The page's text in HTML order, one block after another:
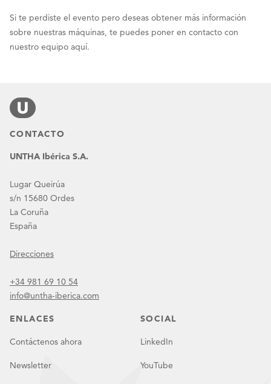
Si te perdiste el evento pero deseas obtener más información
sobre nuestras máquinas, te puedes poner en contacto con
nuestro equipo aquí.
CONTACTO
UNTHA Ibérica S.A.
Lugar Queirúa
s/n 15680 Ordes
La Coruña
España
Direcciones
+34 981 69 10 54
info@untha-iberica.com
ENLACES
Contáctenos ahora
Newsletter
SOCIAL
LinkedIn
YouTube